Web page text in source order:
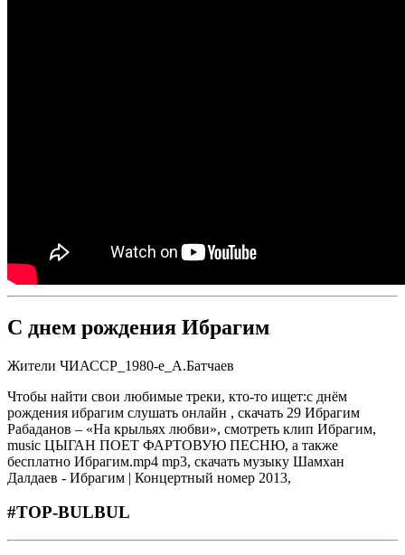
С днем рождения Ибрагим
Жители ЧИАССР_1980-е_А.Батчаев
Чтобы найти свои любимые треки, кто-то ищет:с днём
рождения ибрагим слушать онлайн , скачать 29 Ибрагим
Рабаданов – «На крыльях любви», смотреть клип Ибрагим,
music ЦЫГАН ПОЕТ ФАРТОВУЮ ПЕСНЮ, а также
бесплатно Ибрагим.mp4 mp3, скачать музыку Шамхан
Далдаев - Ибрагим | Концертный номер 2013,
#TOP-BULBUL